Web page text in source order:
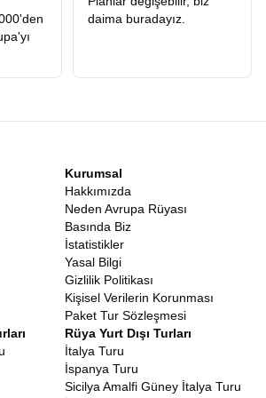
konforlu otellerde, leziz yemeklerde
unutamayacağınız anılarda fazlasıyla
Turu
ekonomik bir seyahat planlamak
Doğru planlama, güçlü yerel bağlantılar
yönetimimiz sayesinde, maliyetleri
doğrudan misafirlerimize
rüya gibi bir tatil, ulaşılabilir bir gerçek
sorunu zamansızlıktır. Bu yüzden
kısıtlı zamanlarında maksimum
optimize ettik.
Orta Asya Turu 9 Gün
tek bir dakikanız bile boşa geçmez.
olmayan ama bir o kadar da doyurucu
9 günün sonunda geriye dönüp
oradaymışsınız gibi derin bir bağ
daima buradayız.
Kurumsal
Hakkımızda
Neden Avrupa Rüyası
Basında Biz
İstatistikler
Yasal Bilgi
Gizlilik Politikası
Kişisel Verilerin Korunması
Paket Tur Sözleşmesi
Rüya Yurt Dışı Turları
İtalya Turu
İspanya Turu
Sicilya Amalfi Güney İtalya Turu